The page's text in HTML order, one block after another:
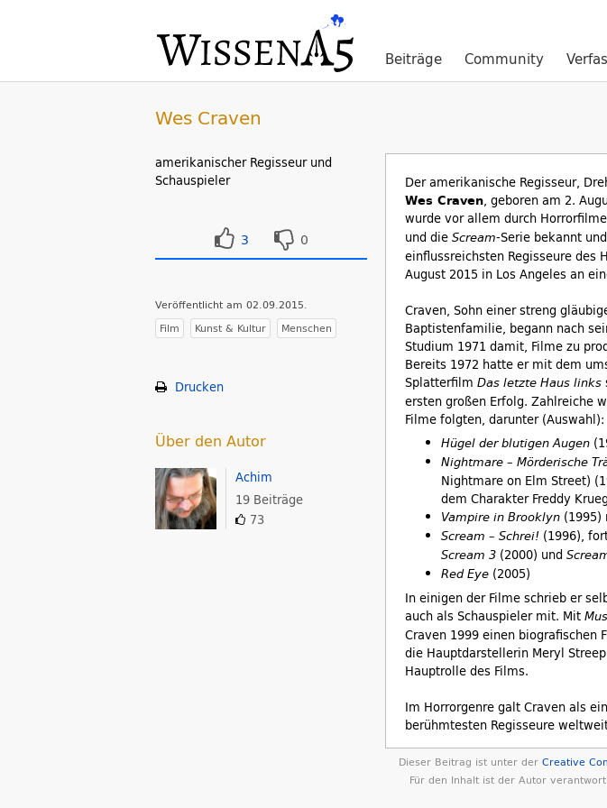
Beiträge Community
Wes Craven
Der amerikanische Regisseur,
Wes Craven, geboren am 2.
wurde vor allem durch
und die Scream-Serie bekannt
einflussreichsten Regisseure des
August 2015 in Los Angeles an
Craven, Sohn einer streng
Baptistenfamilie, begann nach
Studium 1971 damit, Filme zu
Bereits 1972 hatte er mit dem
Splatterfilm Das letzte Haus links
ersten großen Erfolg. Zahlreiche
Filme folgten, darunter (Auswahl):
Hügel der blutigen Augen
Nightmare – Mörderische
Nightmare on Elm Street)
dem Charakter Freddy
Vampire in Brooklyn (1995)
Scream – Schrei! (1996),
Scream 3 (2000) und
Red Eye (2005)
In einigen der Filme schrieb er
auch als Schauspieler mit. Mit
Craven 1999 einen biografischen
die Hauptdarstellerin Meryl
Hauptrolle des Films.
Im Horrorgenre galt Craven als
berühmtesten Regisseure
Dieser Beitrag ist unter der Creative
Für den Inhalt ist der Autor
amerikanischer Regisseur und
Schauspieler
3 0
Veröffentlicht am 02.09.2015.
Film
Kunst & Kultur Menschen
Drucken
Über den Autor
Achim
19 Beiträge
73